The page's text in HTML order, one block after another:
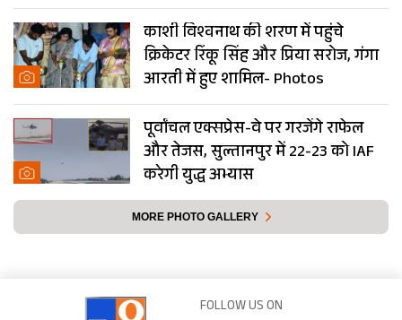
काशी विश्वनाथ की शरण में पहुंचे
क्रिकेटर रिंकू सिंह और प्रिया सरोज, गंगा
आरती में हुए शामिल- Photos
पूर्वांचल एक्सप्रेस-वे पर गरजेंगे राफेल
और तेजस, सुल्तानपुर में 22-23 को IAF
करेगी युद्ध अभ्यास
MORE PHOTO GALLERY
FOLLOW US ON